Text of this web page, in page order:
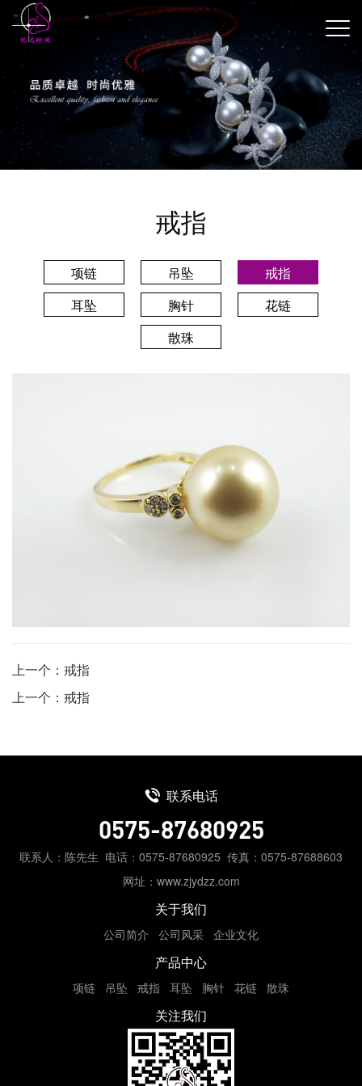
戒指
项链 吊坠
戒指
耳坠
胸针
花链
散珠
上一个：戒指
上一个：戒指
联系电话
0575-87680925
联系人：陈先生 电话：0575-87680925 传真：0575-87688603
网址：www.zjydzz.com
关于我们
公司简介 公司风采 企业文化
产品中心
项链 吊坠 戒指 耳坠 胸针 花链 散珠
关注我们